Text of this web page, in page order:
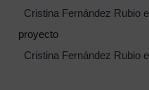
Cristina Fernández Rubio
proyecto
Cristina Fernández Rubio